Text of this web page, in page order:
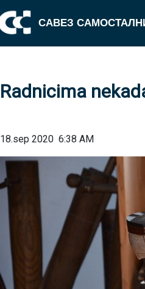
САВЕЗ
Radnicima
18.sep 2020 6:38 AM